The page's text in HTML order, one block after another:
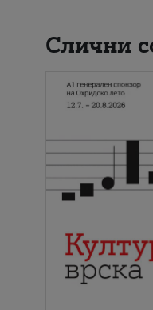
Слични